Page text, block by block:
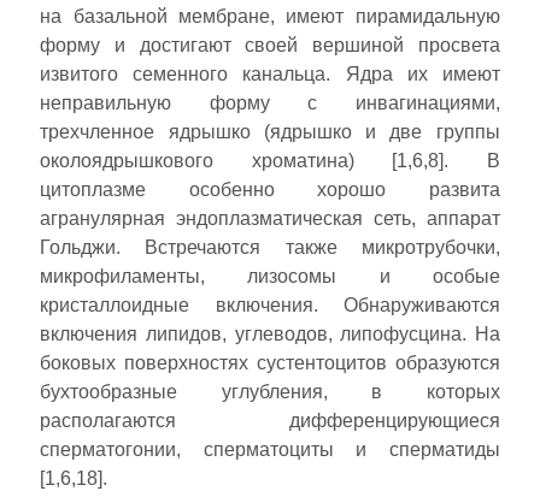
на базальной мембране, имеют пирамидальную
форму и достигают своей вершиной просвета
извитого семенного канальца. Ядра их имеют
неправильную форму с инвагинациями,
трехчленное ядрышко (ядрышко и две группы
околоядрышкового хроматина) [1,6,8]. В
цитоплазме особенно хорошо развита
агранулярная эндоплазматическая сеть, аппарат
Гольджи. Встречаются также микротрубочки,
микрофиламенты, лизосомы и особые
кристаллоидные включения. Обнаруживаются
включения липидов, углеводов, липофусцина. На
боковых поверхностях сустентоцитов образуются
бухтообразные углубления, в которых
располагаются дифференцирующиеся
сперматогонии, сперматоциты и сперматиды
[1,6,18].